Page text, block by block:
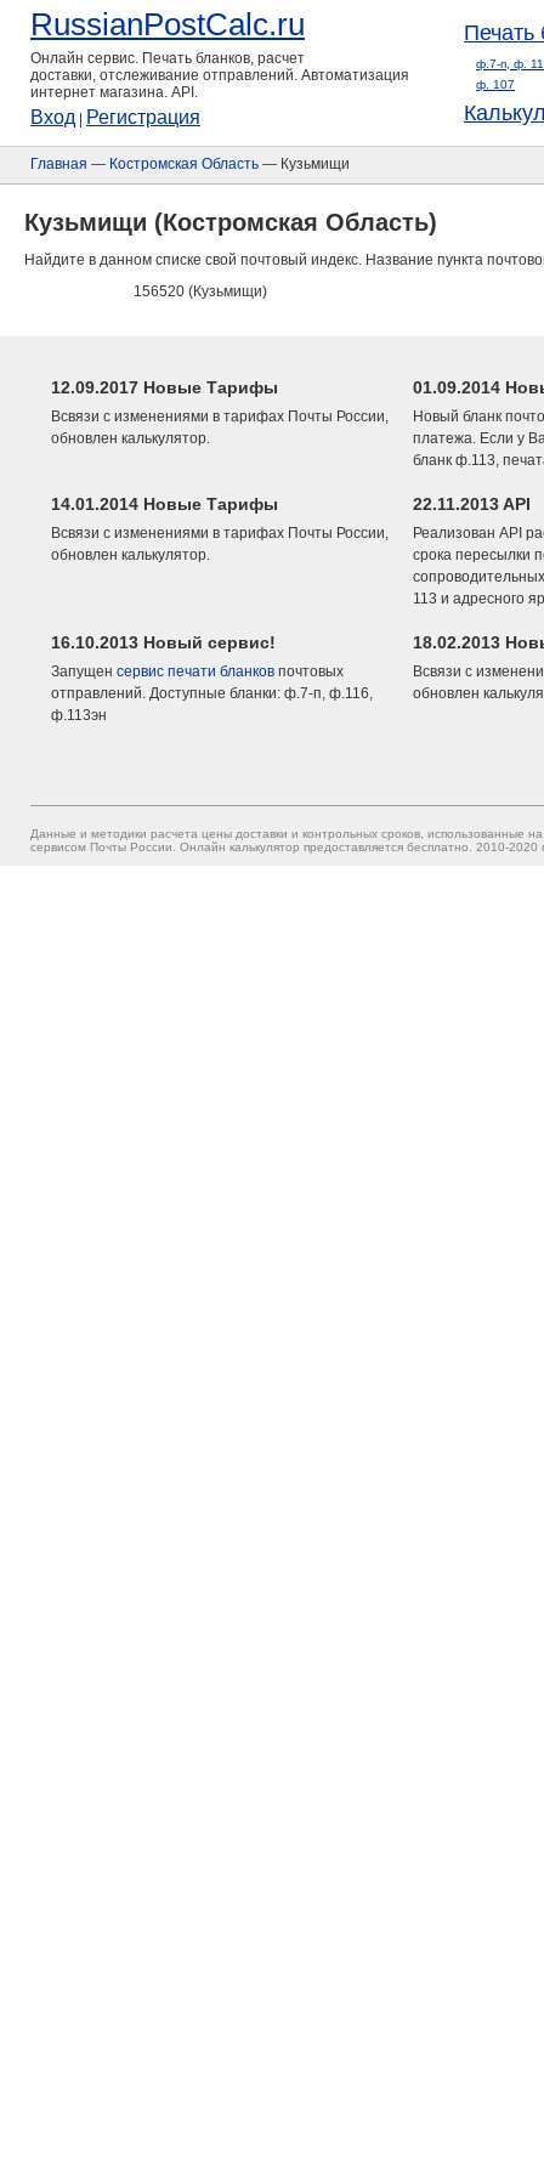
RussianPostCalc.ru
Онлайн сервис. Печать бланков, расчет
доставки, отслеживание отправлений. Автоматизация
интернет магазина. API.
Вход Регистрация
Печать
ф.7-п, ф.
ф. 107
Главная — Костромская Область — Кузьмищи
Кузьмищи (Костромская Область)
Найдите в данном списке свой почтовый индекс. Название пункта
156520 (Кузьмищи)
12.09.2017 Новые Тарифы
Всвязи с изменениями в тарифах Почты России,
обновлен калькулятор.
01.09.2014
Новый бланк
платежа. Если у
бланк ф.113,
14.01.2014 Новые Тарифы
Всвязи с изменениями в тарифах Почты России,
обновлен калькулятор.
22.11.2013 API
Реализован API
срока пересылки
113 и адресного
16.10.2013 Новый сервис!
Запущен сервис печати бланков почтовых
отправлений. Доступные бланки: ф.7-п, ф.116,
ф.113эн
18.02.2013
Всвязи с
обновлен
Данные и методики расчета цены доставки и контрольных сроков, использованные
сервисом Почты России. Онлайн калькулятор предоставляется бесплатно. 2010-2020